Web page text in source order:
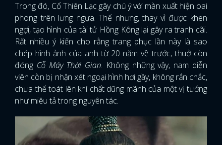
Trong đó, Cổ Thiên Lạc gây chú ý với màn xuất hiện oai
phong trên lưng ngựa. Thế nhưng, thay vì được khen
ngợi, tạo hình của tài tử Hồng Kông lại gây ra tranh cãi.
Rất nhiều ý kiến cho rằng trang phục lần này là sao
chép hình ảnh của anh từ 20 năm về trước, thuở còn
đóng Cỗ Máy Thời Gian. Không những vậy, nam diễn
viên còn bị nhận xét ngoại hình hơi gầy, không rắn chắc,
chưa thể toát lên khí chất dũng mãnh của một vị tướng
như miêu tả trong nguyên tác.